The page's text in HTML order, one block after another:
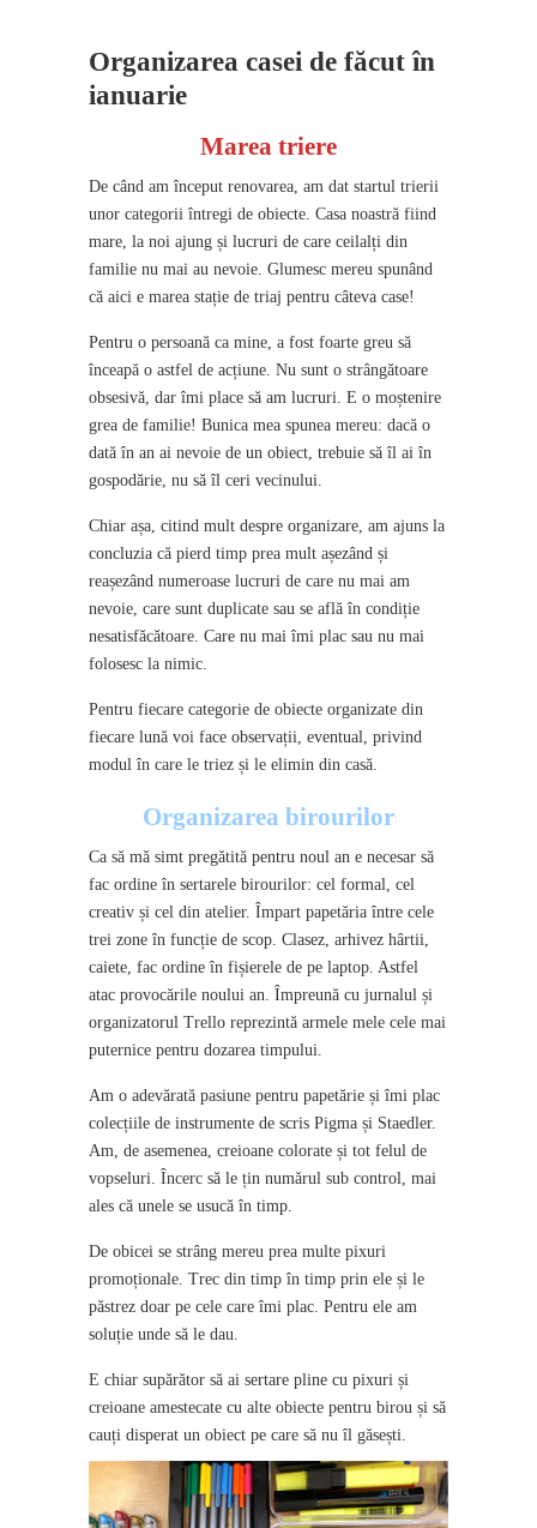
Organizarea casei de făcut în
ianuarie
Marea triere
De când am început renovarea, am dat startul trierii
unor categorii întregi de obiecte. Casa noastră fiind
mare, la noi ajung și lucruri de care ceilalți din
familie nu mai au nevoie. Glumesc mereu spunând
că aici e marea stație de triaj pentru câteva case!
Pentru o persoană ca mine, a fost foarte greu să
înceapă o astfel de acțiune. Nu sunt o strângătoare
obsesivă, dar îmi place să am lucruri. E o moștenire
grea de familie! Bunica mea spunea mereu: dacă o
dată în an ai nevoie de un obiect, trebuie să îl ai în
gospodărie, nu să îl ceri vecinului.
Chiar așa, citind mult despre organizare, am ajuns la
concluzia că pierd timp prea mult așezând și
reașezând numeroase lucruri de care nu mai am
nevoie, care sunt duplicate sau se află în condiție
nesatisfăcătoare. Care nu mai îmi plac sau nu mai
folosesc la nimic.
Pentru fiecare categorie de obiecte organizate din
fiecare lună voi face observații, eventual, privind
modul în care le triez și le elimin din casă.
Organizarea birourilor
Ca să mă simt pregătită pentru noul an e necesar să
fac ordine în sertarele birourilor: cel formal, cel
creativ și cel din atelier. Împart papetăria între cele
trei zone în funcție de scop. Clasez, arhivez hârtii,
caiete, fac ordine în fișierele de pe laptop. Astfel
atac provocările noului an. Împreună cu jurnalul și
organizatorul Trello reprezintă armele mele cele mai
puternice pentru dozarea timpului.
Am o adevărată pasiune pentru papetărie și îmi plac
colecțiile de instrumente de scris Pigma și Staedler.
Am, de asemenea, creioane colorate și tot felul de
vopseluri. Încerc să le țin numărul sub control, mai
ales că unele se usucă în timp.
De obicei se strâng mereu prea multe pixuri
promoționale. Trec din timp în timp prin ele și le
păstrez doar pe cele care îmi plac. Pentru ele am
soluție unde să le dau.
E chiar supărător să ai sertare pline cu pixuri și
creioane amestecate cu alte obiecte pentru birou și să
cauți disperat un obiect pe care să nu îl găsești.